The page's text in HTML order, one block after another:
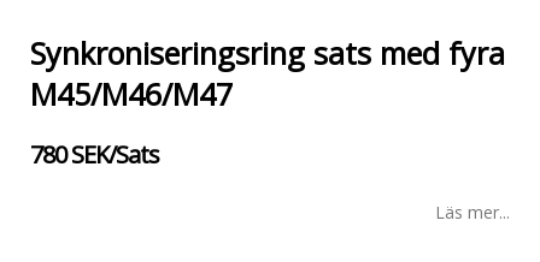
Synkroniseringsring sats med fyra
M45/M46/M47
780 SEK/Sats
Läs mer...